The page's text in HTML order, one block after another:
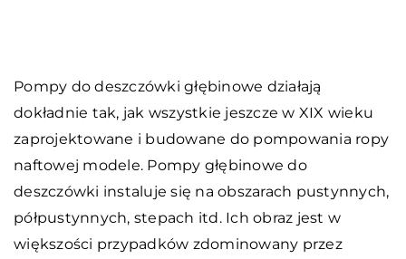
Pompy do deszczówki głębinowe działają
dokładnie tak, jak wszystkie jeszcze w XIX wieku
zaprojektowane i budowane do pompowania ropy
naftowej modele. Pompy głębinowe do
deszczówki instaluje się na obszarach pustynnych,
półpustynnych, stepach itd. Ich obraz jest w
większości przypadków zdominowany przez